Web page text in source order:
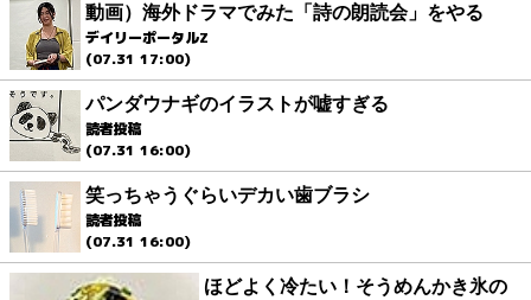
動画）海外ドラマでみた「詩の朗読会」をやる
デイリーポータルZ
(07.31 17:00)
パンダウナギのイラストが嘘すぎる
読者投稿
(07.31 16:00)
笑っちゃうぐらいデカい歯ブラシ
読者投稿
(07.31 16:00)
ほどよく冷たい！そうめんかき氷の